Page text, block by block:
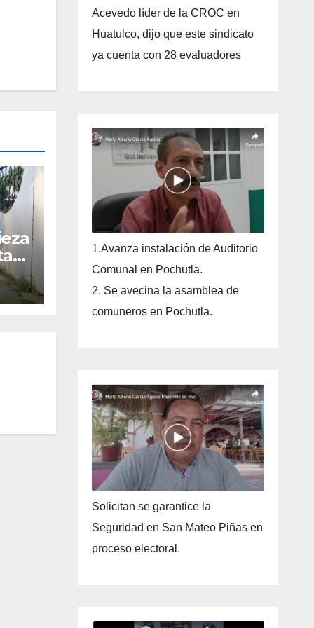
Acevedo líder de la CROC en
Huatulco, dijo que este sindicato
ya cuenta con 28 evaluadores
1.Avanza instalación de Auditorio
Comunal en Pochutla.
2. Se avecina la asamblea de
comuneros en Pochutla.
Solicitan se garantice la
Seguridad en San Mateo Piñas en
proceso electoral.